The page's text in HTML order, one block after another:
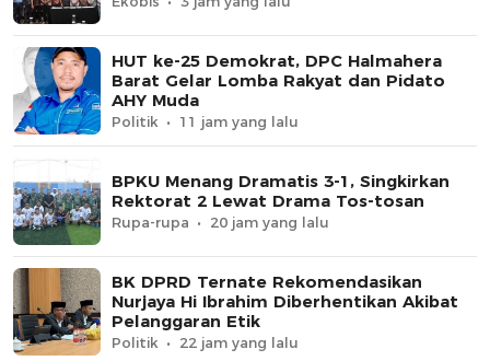
HUT ke-25 Demokrat, DPC Halmahera
Barat Gelar Lomba Rakyat dan Pidato
AHY Muda
Politik 11 jam yang lalu
BPKU Menang Dramatis 3-1, Singkirkan
Rektorat 2 Lewat Drama Tos-tosan
Rupa-rupa 20 jam yang lalu
BK DPRD Ternate Rekomendasikan
Nurjaya Hi Ibrahim Diberhentikan Akibat
Pelanggaran Etik
Politik 22 jam yang lalu